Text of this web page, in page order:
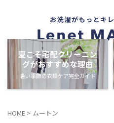
夏こそ宅配クリーニン
グがおすすめな理由
暑い季節の衣類ケア完全ガイド
HOME > ムートン